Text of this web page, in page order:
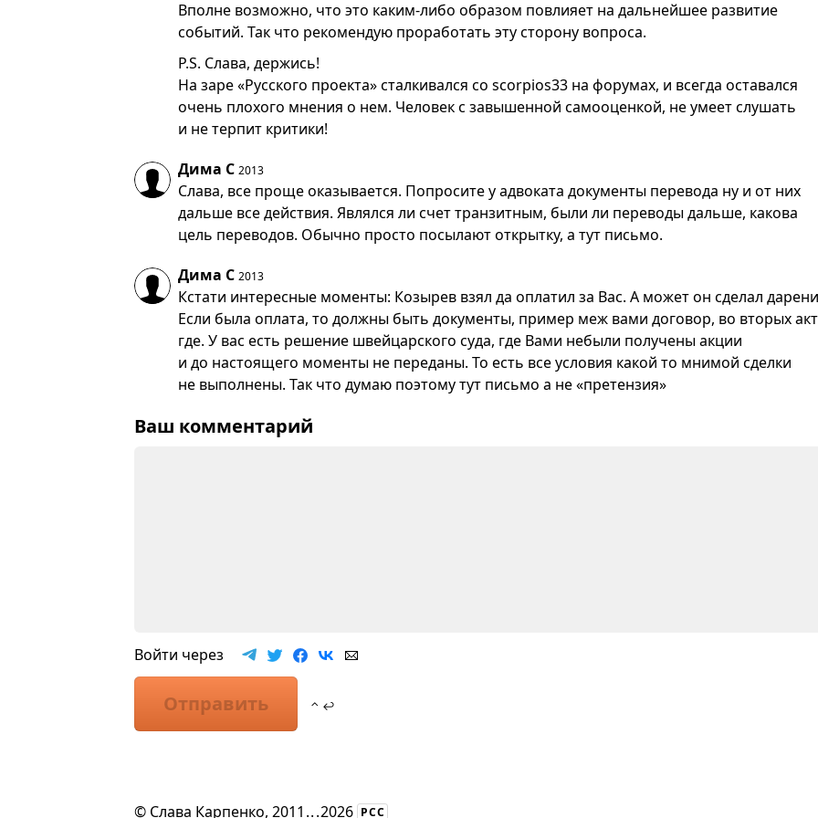
Вполне возможно, что это каким-либо образом повлияет на дальнейшее развитие
событий. Так что рекомендую проработать эту сторону вопроса.
P.S. Слава, держись!
На заре «Русского проекта» сталкивался со scorpios33 на форумах, и всегда оставался
очень плохого мнения о нем. Человек c завышенной самооценкой, не умеет слушать
и не терпит критики!
Дима С 2013
Слава, все проще оказывается. Попросите у адвоката документы перевода ну и от них
дальше все действия. Являлся ли счет транзитным, были ли переводы дальше, какова
цель переводов. Обычно просто посылают открытку, а тут письмо.
Дима С 2013
Кстати интересные моменты: Козырев взял да оплатил за Вас. А может он сделал
Если была оплата, то должны быть документы, пример меж вами договор, во вторых
где. У вас есть решение швейцарского суда, где Вами небыли получены акции
и до настоящего моменты не переданы. То есть все условия какой то мнимой сделки
не выполнены. Так что думаю поэтому тут письмо а не «претензия»
Ваш комментарий
Войти через
Отправить ⌃ ↩
© Слава Карпенко, 2011 ...2026 РСС